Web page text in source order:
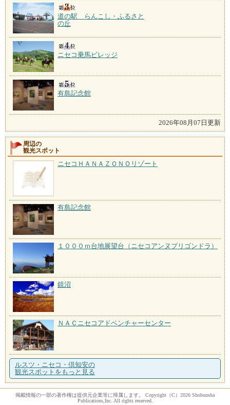
道の駅 らんこし・ふるさと
の丘
ニセコ乗馬ビレッジ
有島記念館
2026年08月07日更新
周辺の
観光スポット
ニセコＨＡＮＡＺＯＮＯリゾート
有島記念館
１０００ｍ台地展望台（ニセコアンヌプリゴンドラ）
鏡沼
ＮＡＣニセコアドベンチャーセンター
ルスツ・ニセコ・倶知安の
観光スポットをもっと見る
掲載情報の一部の著作権は提供元企業等に帰属します。 Copyright（C）2026 Shobunsha
Publications,Inc. All rights reserved.